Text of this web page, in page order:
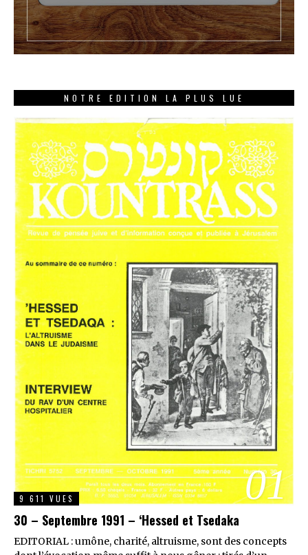
NOTRE EDITION LA PLUS LUE
9 611 VUES 01
30 – Septembre 1991 – ‘Hessed et Tsedaka
EDITORIAL : umône, charité, altruisme, sont des concepts